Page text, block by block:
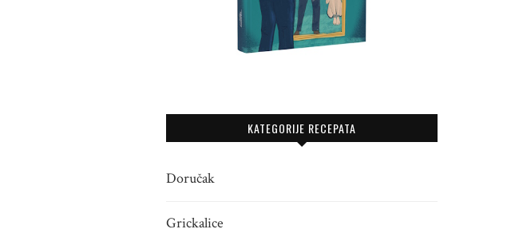
KATEGORIJE RECEPATA
Doručak
Grickalice